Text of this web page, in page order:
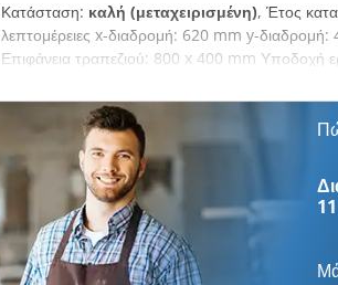
Κατάσταση: καλή (μεταχειρισμένη), Έτος
λεπτομέρειες x-διαδρομή: 620 mm y-
Επιφάνεια τραπεζιού: 800 x 400 mm Υποδοχή
μεταβαλλόμενες: 50 - 4000 στρ./λεπτό Κύριος
μηχανήματος περ.: 2,1 t Απαιτούμενος χώρος
έλεγχος HEIDENHAIN TNC 410M * Σύστημα